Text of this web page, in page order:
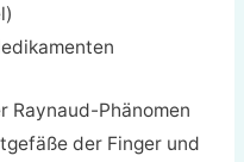
Raynaud-Phänomen
der Finger und